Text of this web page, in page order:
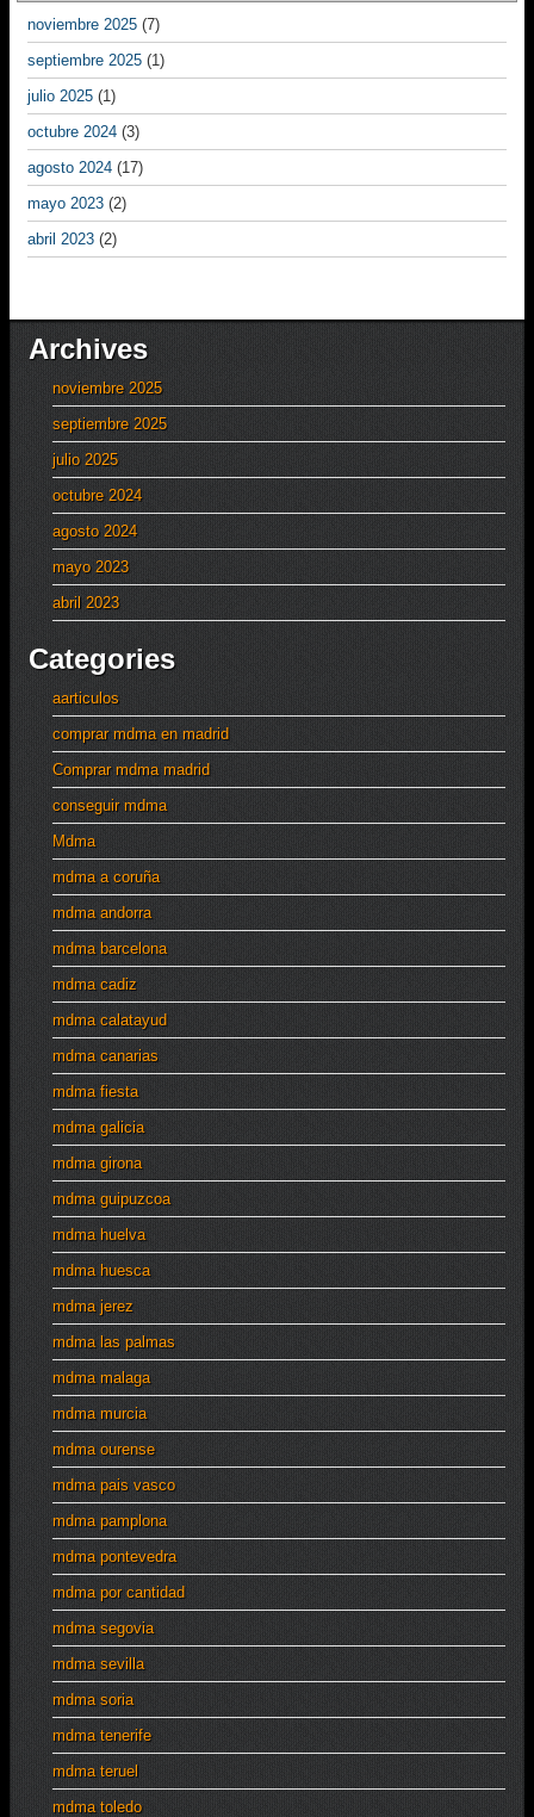
noviembre 2025 (7)
septiembre 2025 (1)
julio 2025 (1)
octubre 2024 (3)
agosto 2024 (17)
mayo 2023 (2)
abril 2023 (2)
Archives
noviembre 2025
septiembre 2025
julio 2025
octubre 2024
agosto 2024
mayo 2023
abril 2023
Categories
aarticulos
comprar mdma en madrid
Comprar mdma madrid
conseguir mdma
Mdma
mdma a coruña
mdma andorra
mdma barcelona
mdma cadiz
mdma calatayud
mdma canarias
mdma fiesta
mdma galicia
mdma girona
mdma guipuzcoa
mdma huelva
mdma huesca
mdma jerez
mdma las palmas
mdma malaga
mdma murcia
mdma ourense
mdma pais vasco
mdma pamplona
mdma pontevedra
mdma por cantidad
mdma segovia
mdma sevilla
mdma soria
mdma tenerife
mdma teruel
mdma toledo